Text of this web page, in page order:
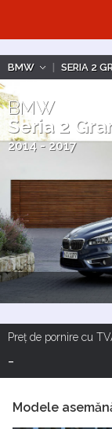
BMW | SERIA 2
BMW
Seria 2
2014 - 2017
Preț de pornire cu
-
Modele